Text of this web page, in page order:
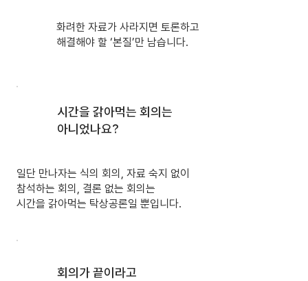
화려한 자료가 사라지면 토론하고
해결해야 할 ‘본질’만 남습니다.
시간을 갉아먹는 회의는
아니었나요?
일단 만나자는 식의 회의, 자료 숙지 없이
참석하는 회의, 결론 없는 회의는
시간을 갉아먹는 탁상공론일 뿐입니다.
회의가 끝이라고